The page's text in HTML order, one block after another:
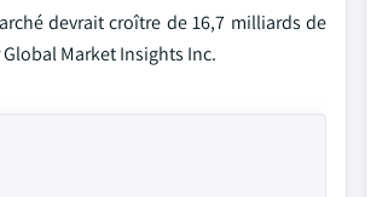
devrait croître de 16,7 milliards de
Market Insights Inc.